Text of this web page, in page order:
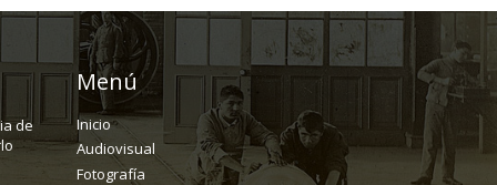
de
Menú
Inicio
Audiovisual
Fotografía